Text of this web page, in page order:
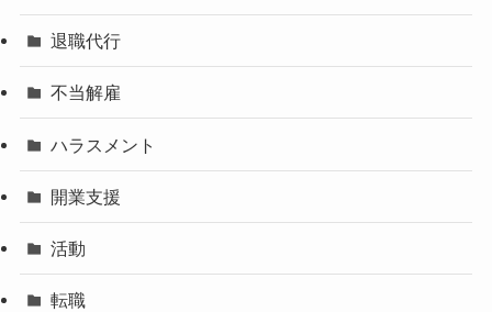
退職代行
不当解雇
ハラスメント
開業支援
活動
転職